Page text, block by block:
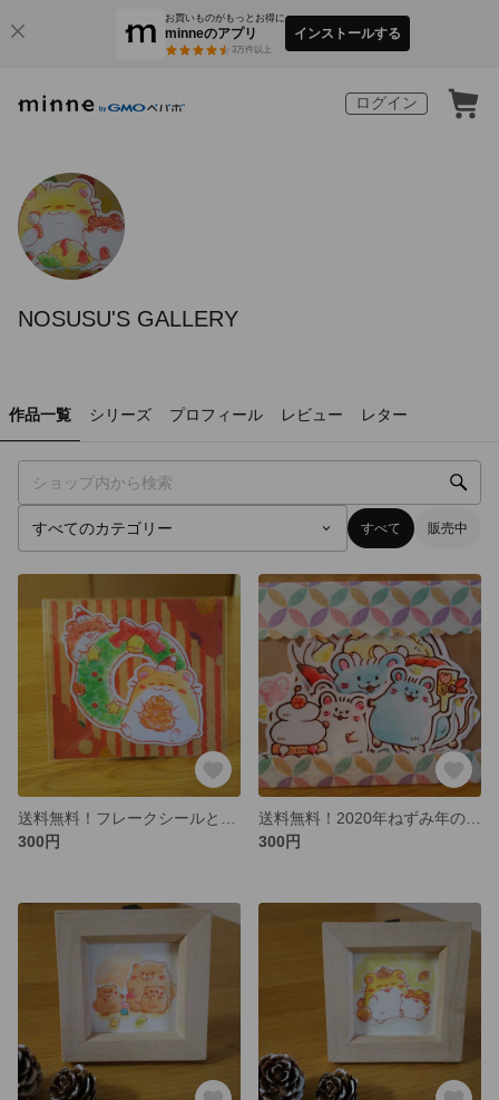
お買いものがもっとお得に
minneのアプリ
3万件以上
インストールする
ログイン
NOSUSU'S GALLERY
作品一覧 シリーズ プロフィール レビュー レター
すべて 販売中
300円
300円